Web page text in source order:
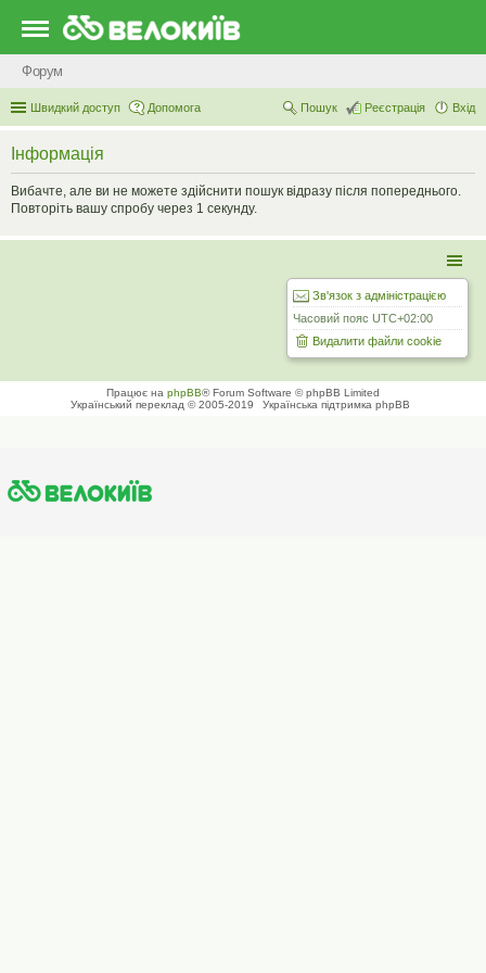
Форум
Швидкий доступ Допомога Вхід
Реєстрація
Пошук
Інформація
Вибачте, але ви не можете здійснити пошук відразу після попереднього.
Повторіть вашу спробу через 1 секунду.
Зв'язок з адміністрацією
Часовий пояс UTC+02:00
Видалити файли cookie
Працює на phpBB® Forum Software © phpBB Limited
Український переклад © 2005-2019
Українська підтримка phpBB